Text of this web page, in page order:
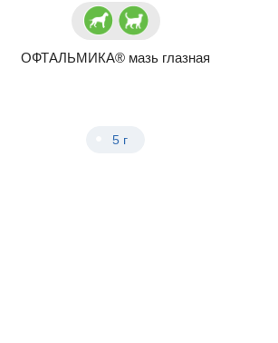
ОФТАЛЬМИКА® мазь глазная
5 г